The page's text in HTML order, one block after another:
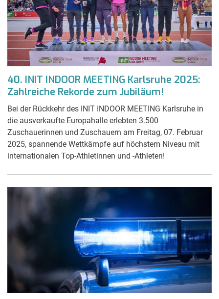
40. INIT INDOOR MEETING Karlsruhe 2025:
Zahlreiche Rekorde zum Jubiläum!
Bei der Rückkehr des INIT INDOOR MEETING Karlsruhe in
die ausverkaufte Europahalle erlebten 3.500
Zuschauerinnen und Zuschauern am Freitag, 07. Februar
2025, spannende Wettkämpfe auf höchstem Niveau mit
internationalen Top-Athletinnen und -Athleten!